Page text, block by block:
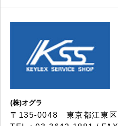
(株)オグラ
〒135-0048 東京都江東